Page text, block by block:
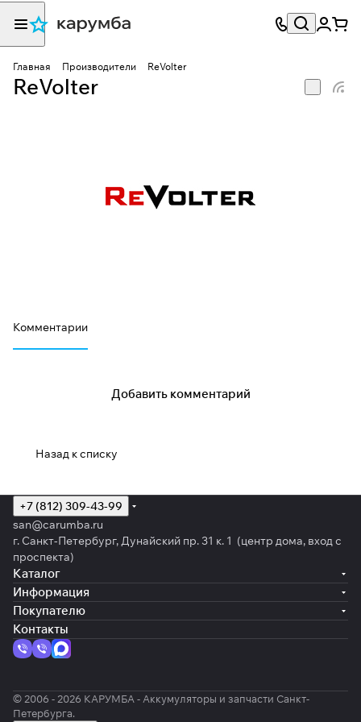
Главная Производители ReVolter
ReVolter
Комментарии
Добавить комментарий
Назад к списку
+7 (812) 309-43-99
san@carumba.ru
г. Санкт-Петербург, Дунайский пр. 31 к. 1 (центр дома, вход с
проспекта)
Каталог
Информация
Покупателю
Контакты
© 2006 - 2026 КАРУМБА - Аккумуляторы и запчасти Санкт-
Петербурга.